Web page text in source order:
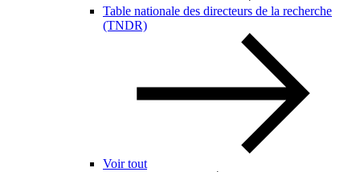
Table nationale des directeurs de la recherche
(TNDR)
Voir tout